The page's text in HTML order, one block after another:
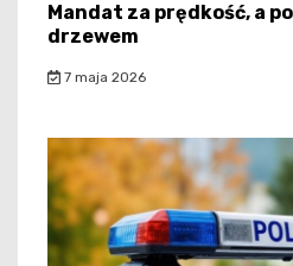
Mandat za prędkość, a
drzewem
7 maja 2026